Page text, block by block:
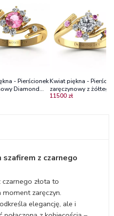
- Pierścionek
Diamond
złota z
Kwiat piękna -
zaręczynowy z żółtego
złota z diamentami i
11500 zł
z czarnego
złota to
zaręczyn.
elegancję, ale i